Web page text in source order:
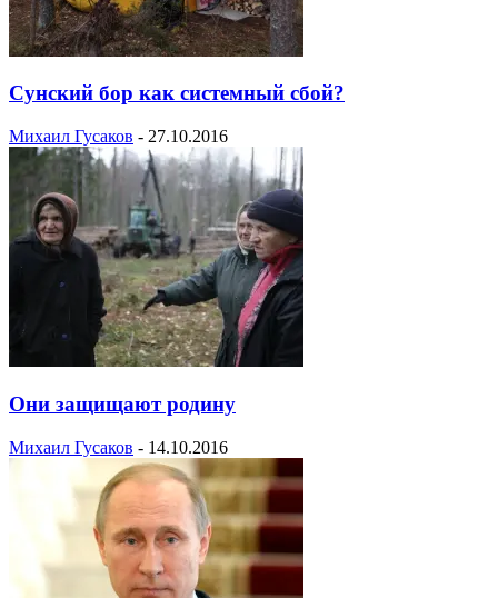
Сунский бор как системный сбой?
Михаил Гусаков - 27.10.2016
Они защищают родину
Михаил Гусаков - 14.10.2016